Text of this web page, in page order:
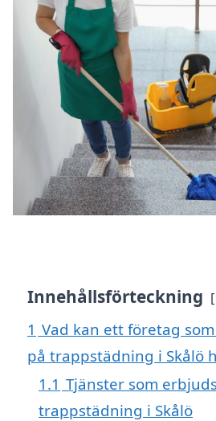
Innehållsförteckning
1 Vad kan ett företag
på trappstädning i Skålö
1.1 Tjänster som
trappstädning i Skålö